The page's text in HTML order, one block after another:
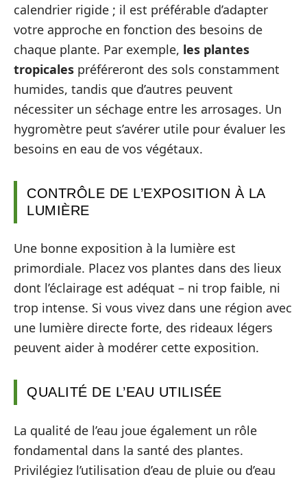
calendrier rigide ; il est préférable d’adapter
votre approche en fonction des besoins de
chaque plante. Par exemple, les plantes
tropicales préféreront des sols constamment
humides, tandis que d’autres peuvent
nécessiter un séchage entre les arrosages. Un
hygromètre peut s’avérer utile pour évaluer les
besoins en eau de vos végétaux.
CONTRÔLE DE L’EXPOSITION À LA
LUMIÈRE
Une bonne exposition à la lumière est
primordiale. Placez vos plantes dans des lieux
dont l’éclairage est adéquat – ni trop faible, ni
trop intense. Si vous vivez dans une région avec
une lumière directe forte, des rideaux légers
peuvent aider à modérer cette exposition.
QUALITÉ DE L’EAU UTILISÉE
La qualité de l’eau joue également un rôle
fondamental dans la santé des plantes.
Privilégiez l’utilisation d’eau de pluie ou d’eau